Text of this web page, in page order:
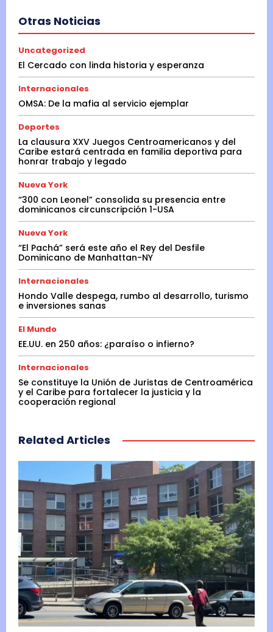
Otras Noticias
Uncategorized
El Cercado con linda historia y esperanza
Internacionales
OMSA: De la mafia al servicio ejemplar
Deportes
La clausura XXV Juegos Centroamericanos y del
Caribe estará centrada en familia deportiva para
honrar trabajo y legado
Nueva York
“300 con Leonel” consolida su presencia entre
dominicanos circunscripción 1-USA
Nueva York
“El Pachá” será este año el Rey del Desfile
Dominicano de Manhattan-NY
Internacionales
Hondo Valle despega, rumbo al desarrollo, turismo
e inversiones sanas
El Mundo
EE.UU. en 250 años: ¿paraíso o infierno?
Internacionales
Se constituye la Unión de Juristas de Centroamérica
y el Caribe para fortalecer la justicia y la
cooperación regional
Related Articles